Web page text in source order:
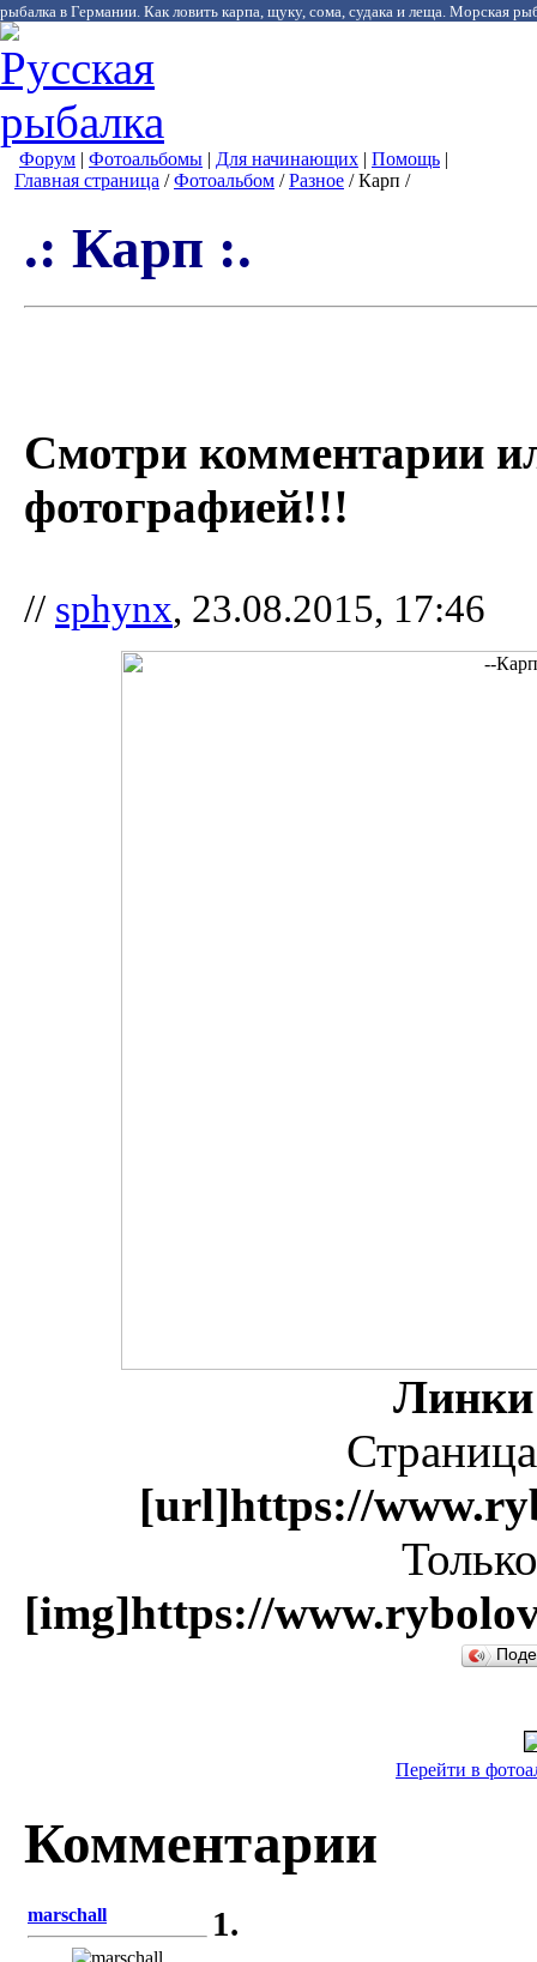
рыбалка в Германии. Как ловить карпа, щуку, сома, судака и леща. Морская
Форум | Фотоальбомы | Для начинающих | Помощь |
Главная страница /Фотоальбом /Разное / Карп /
.: Карп :.
Смотри комментарии
фотографией!!!
// sphynx, 23.08.2015, 17:46
[url]https://
[img]https://
Перейти в
Комментарии
marschall
1.